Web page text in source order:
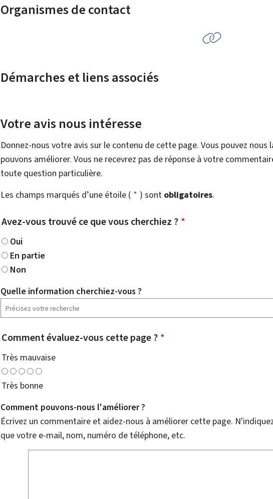
Organismes de contact
Démarches et liens associés
Votre avis nous intéresse
Donnez-nous votre avis sur le contenu de cette page. Vous pouvez
pouvons améliorer. Vous ne recevrez pas de réponse à votre
toute question particulière.
Les champs marqués d’une étoile ( * ) sont obligatoires.
Avez-vous trouvé ce que vous cherchiez ? *
Oui
En partie
Non
Quelle information cherchiez-vous ?
Comment évaluez-vous cette page ? *
Très mauvaise
Très bonne
Comment pouvons-nous l'améliorer ?
Écrivez un commentaire et aidez-nous à améliorer cette page.
que votre e-mail, nom, numéro de téléphone, etc.